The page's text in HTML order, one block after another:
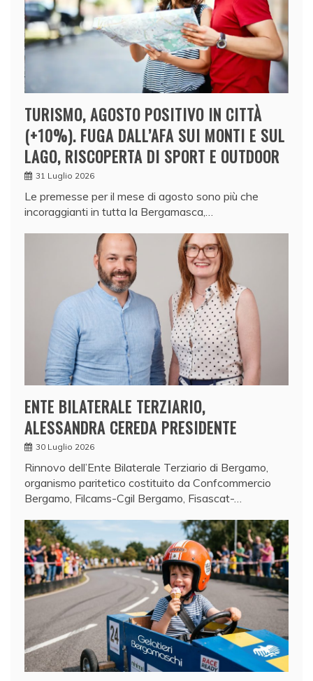
TURISMO, AGOSTO POSITIVO IN CITTÀ
(+10%). FUGA DALL’AFA SUI MONTI E SUL
LAGO, RISCOPERTA DI SPORT E OUTDOOR
31 Luglio 2026
Le premesse per il mese di agosto sono più che
incoraggianti in tutta la Bergamasca,…
ENTE BILATERALE TERZIARIO,
ALESSANDRA CEREDA PRESIDENTE
30 Luglio 2026
Rinnovo dell’Ente Bilaterale Terziario di Bergamo,
organismo paritetico costituito da Confcommercio
Bergamo, Filcams-Cgil Bergamo, Fisascat-…